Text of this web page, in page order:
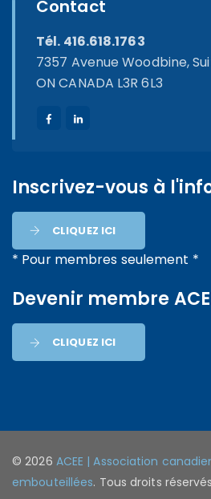
Contact
Tél. 416.618.1763
7357 Avenue Woodbine,
ON CANADA L3R 6L3
Inscrivez-vous à
CLIQUEZ ICI
* Pour membres seulement *
Devenir membre
CLIQUEZ ICI
© 2026 ACEE | Association
embouteillées. Tous droits réservés